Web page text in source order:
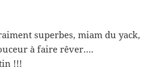
superbes, miam du yack,
à faire rêver….
!!!